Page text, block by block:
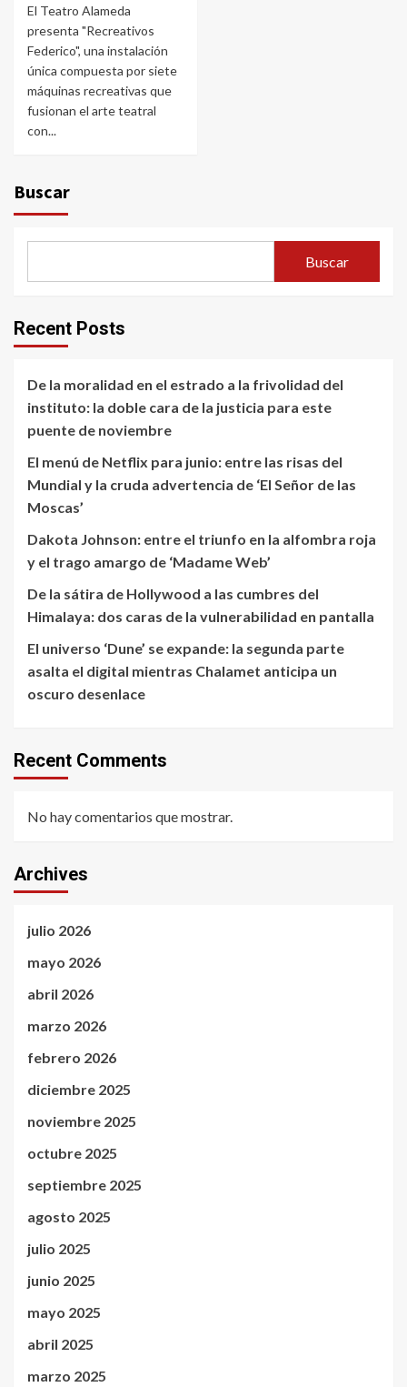
El Teatro Alameda
presenta "Recreativos
Federico", una instalación
única compuesta por siete
máquinas recreativas que
fusionan el arte teatral
con...
Buscar
Buscar
Recent Posts
De la moralidad en el estrado a la frivolidad del
instituto: la doble cara de la justicia para este
puente de noviembre
El menú de Netflix para junio: entre las risas del
Mundial y la cruda advertencia de ‘El Señor de las
Moscas’
Dakota Johnson: entre el triunfo en la alfombra roja
y el trago amargo de ‘Madame Web’
De la sátira de Hollywood a las cumbres del
Himalaya: dos caras de la vulnerabilidad en pantalla
El universo ‘Dune’ se expande: la segunda parte
asalta el digital mientras Chalamet anticipa un
oscuro desenlace
Recent Comments
No hay comentarios que mostrar.
Archives
julio 2026
mayo 2026
abril 2026
marzo 2026
febrero 2026
diciembre 2025
noviembre 2025
octubre 2025
septiembre 2025
agosto 2025
julio 2025
junio 2025
mayo 2025
abril 2025
marzo 2025